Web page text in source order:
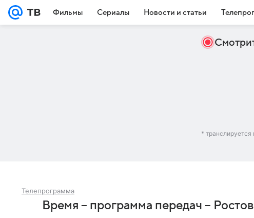
Фильмы Сериалы Новости и статьи
*
Телепрограмма
Время – программа передач –